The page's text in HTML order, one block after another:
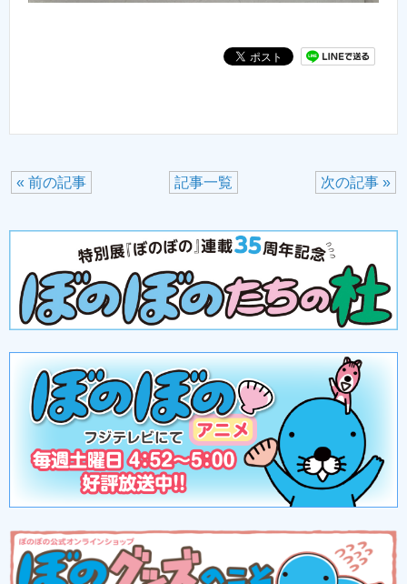
次の記事 »
記事一覧
« 前の記事